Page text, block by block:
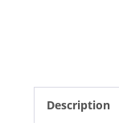
Description